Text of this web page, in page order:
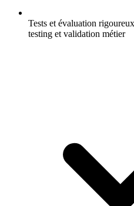
Tests et évaluation
testing et validation métier